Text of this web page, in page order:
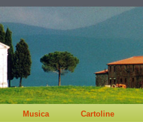
Musica Cartoline